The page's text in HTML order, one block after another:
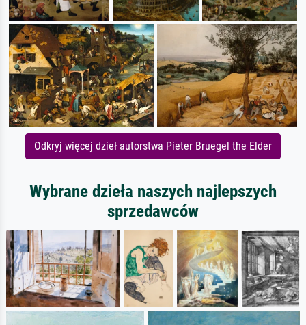
Odkryj więcej dzieł autorstwa Pieter Bruegel the Elder
Wybrane dzieła naszych najlepszych
sprzedawców